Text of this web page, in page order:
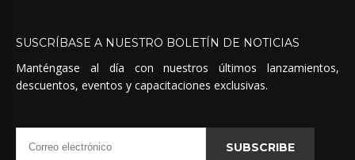
SUSCRÍBASE A NUESTRO BOLETÍN DE NOTICIAS
Manténgase al día con nuestros últimos lanzamientos,
descuentos, eventos y capacitaciones exclusivas.
SUBSCRIBE